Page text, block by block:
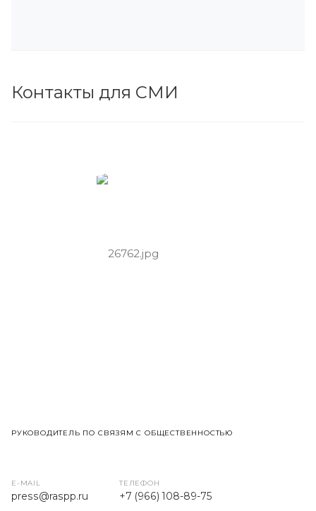
Контакты для СМИ
РУКОВОДИТЕЛЬ ПО СВЯЗЯМ С ОБЩЕСТВЕННОСТЬЮ
E-MAIL
press@raspp.ru
ТЕЛЕФОН
+7 (966) 108-89-75